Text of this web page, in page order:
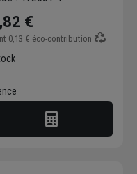
€
0,13 € éco-contribution